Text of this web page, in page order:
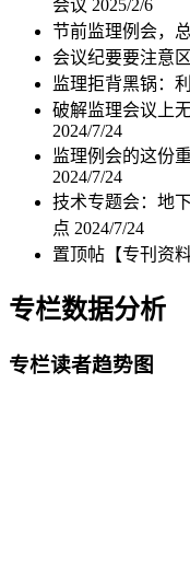
会议 2025/2/6
节前监理例会，
会议纪要要注意
监理拒背黑锅：
破解监理会议上
2024/7/24
监理例会的这份
2024/7/24
技术专题会：地
点 2024/7/24
置顶帖【专刊资
专栏数据分析
专栏读者趋势图